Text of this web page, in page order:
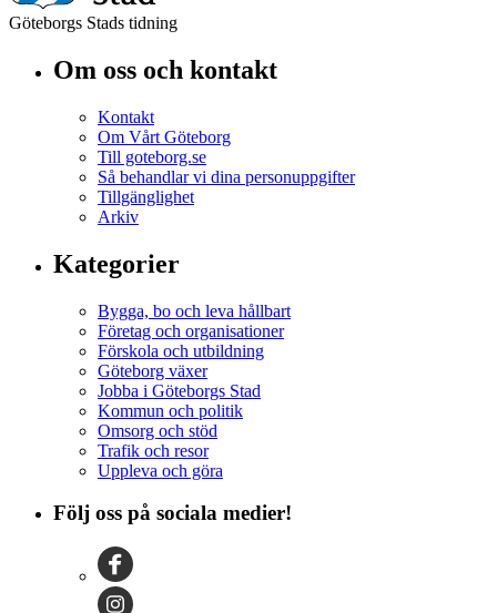
Göteborgs Stads tidning
Om oss och kontakt
Kontakt
Om Vårt Göteborg
Till goteborg.se
Så behandlar vi dina personuppgifter
Tillgänglighet
Arkiv
Kategorier
Bygga, bo och leva hållbart
Företag och organisationer
Förskola och utbildning
Göteborg växer
Jobba i Göteborgs Stad
Kommun och politik
Omsorg och stöd
Trafik och resor
Uppleva och göra
Följ oss på sociala medier!